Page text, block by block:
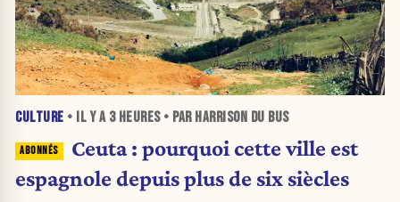
CULTURE • IL Y A 3 HEURES• PAR HARRISON DU BUS
Ceuta : pourquoi cette ville est
espagnole depuis plus de six siècles